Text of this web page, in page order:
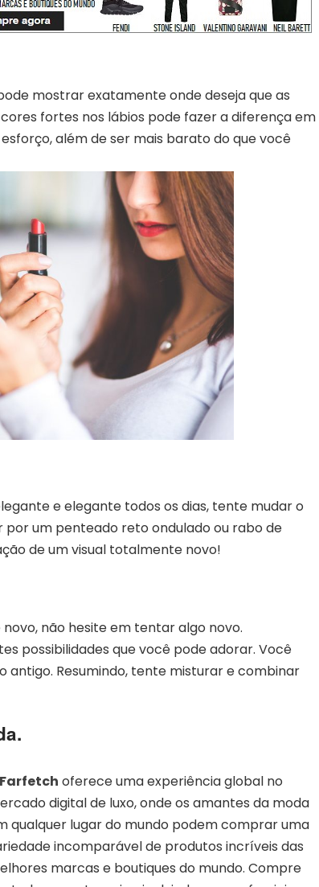
mostrar exatamente onde deseja que as
fortes nos lábios pode fazer a diferença em
além de ser mais barato do que você
e elegante todos os dias, tente mudar o
um penteado reto ondulado ou rabo de
de um visual totalmente novo!
não hesite em tentar algo novo.
possibilidades que você pode adorar. Você
antigo. Resumindo, tente misturar e combinar
Farfetch oferece uma experiência global no
digital de luxo, onde os amantes da moda
qualquer lugar do mundo podem comprar uma
incomparável de produtos incríveis das
marcas e boutiques do mundo. Compre